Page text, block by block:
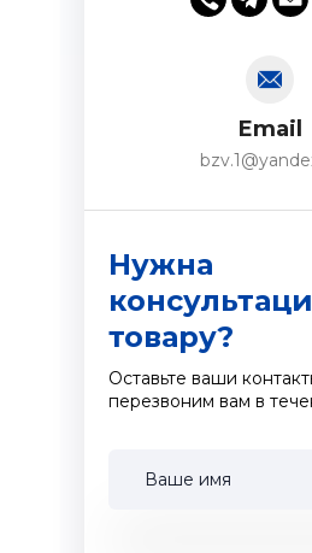
Email
Нужна
товару?
Оставьте ваши
перезвоним вам в